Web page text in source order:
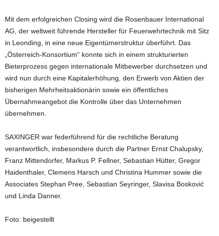
Mit dem erfolgreichen Closing wird die Rosenbauer International
AG, der weltweit führende Hersteller für Feuerwehrtechnik mit Sitz
in Leonding, in eine neue Eigentümerstruktur überführt. Das
„Österreich-Konsortium“ konnte sich in einem strukturierten
Bieterprozess gegen internationale Mitbewerber durchsetzen und
wird nun durch eine Kapitalerhöhung, den Erwerb von Aktien der
bisherigen Mehrheitsaktionärin sowie ein öffentliches
Übernahmeangebot die Kontrolle über das Unternehmen
übernehmen.
SAXINGER war federführend für die rechtliche Beratung
verantwortlich, insbesondere durch die Partner Ernst Chalupsky,
Franz Mittendorfer, Markus P. Fellner, Sebastian Hütter, Gregor
Haidenthaler, Clemens Harsch und Christina Hummer sowie die
Associates Stephan Pree, Sebastian Seyringer, Slavisa Bosković
und Linda Danner.
Foto: beigestellt